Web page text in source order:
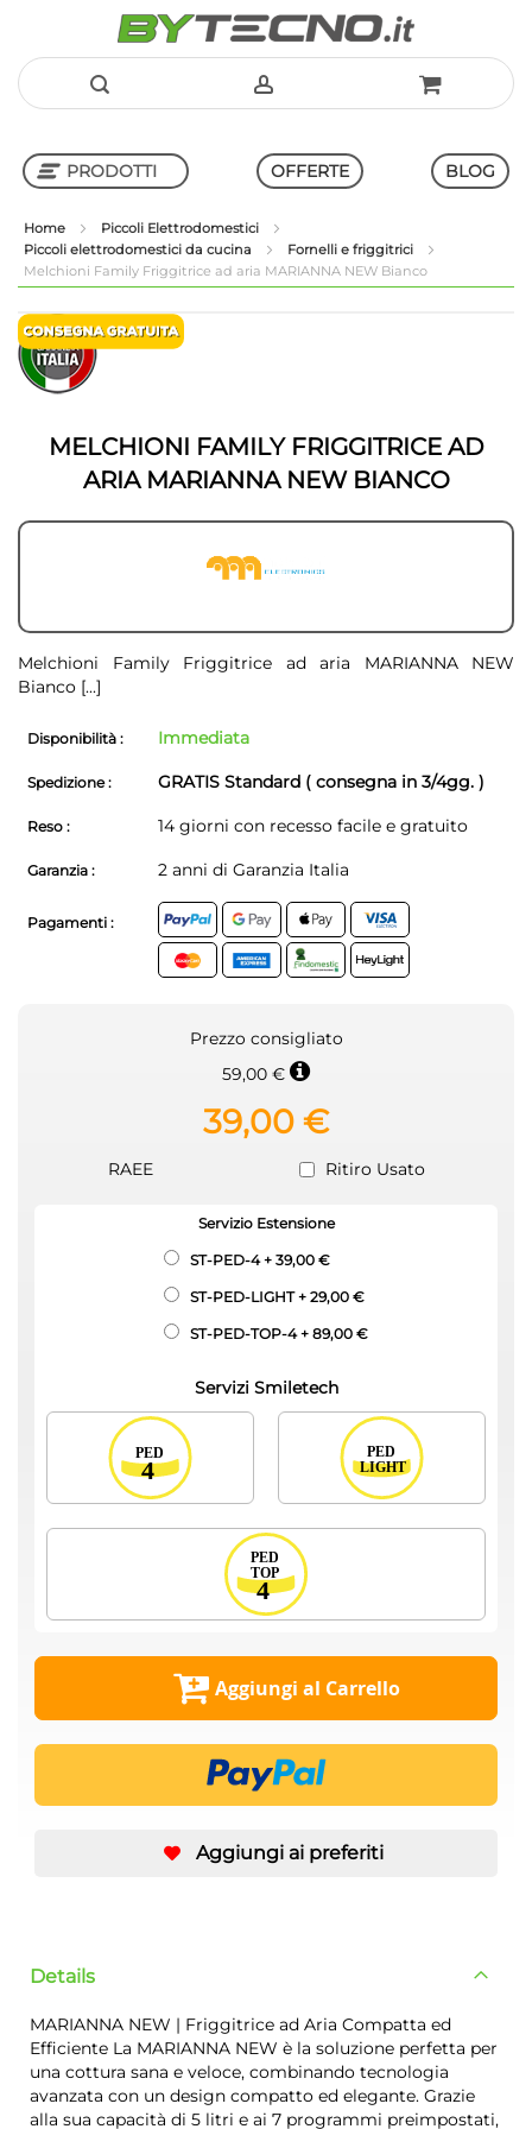
al
PRODOTTI
Shop in Shop
OFFERTE BLOG
Home
Piccoli Elettrodomestici
Piccoli elettrodomestici da cucina
Fornelli e friggitrici
Melchioni Family Friggitrice ad aria MARIANNA NEW Bianco
Vai
alla
fine
della
Vai
all'inizio
della
galleria
immagini
MELCHIONI FAMILY FRIGGITRICE AD
ARIA MARIANNA NEW BIANCO
Melchioni Family Friggitrice ad aria MARIANNA NEW
Bianco [...]
Disponibilità : Immediata
Spedizione : GRATIS Standard ( consegna in 3/4gg. )
Reso : 14 giorni con recesso facile e gratuito
Garanzia : 2 anni di Garanzia Italia
Pagamenti :
Prezzo consigliato
59,00 €
39,00 €
RAEE Ritiro Usato
Servizio Estensione
ST-PED-4+ 39,00 €
ST-PED-LIGHT+ 29,00 €
ST-PED-TOP-4+ 89,00 €
Servizi Smiletech
Aggiungi al Carrello
Aggiungi ai preferiti
Details
MARIANNA NEW | Friggitrice ad Aria Compatta ed
Efficiente La MARIANNA NEW è la soluzione perfetta per
una cottura sana e veloce, combinando tecnologia
avanzata con un design compatto ed elegante. Grazie
alla sua capacità di 5 litri e ai 7 programmi preimpostati,